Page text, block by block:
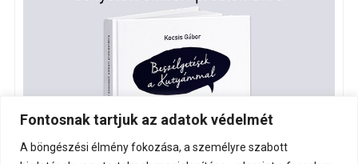
Fontosnak tartjuk az adatok védelmét
A böngészési élmény fokozása, a személyre szabott